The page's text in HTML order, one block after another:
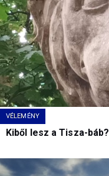
VÉLEMÉNY
Kiből lesz a Tisza-báb?